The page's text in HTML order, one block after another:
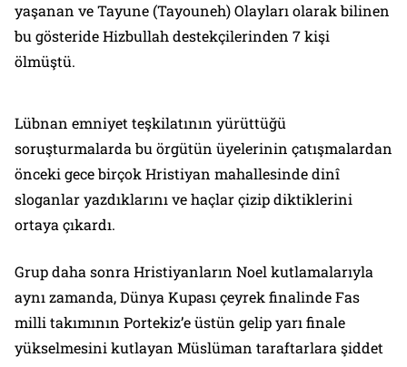
yaşanan ve Tayune (Tayouneh) Olayları olarak bilinen
bu gösteride Hizbullah destekçilerinden 7 kişi
ölmüştü.
Lübnan emniyet teşkilatının yürüttüğü
soruşturmalarda bu örgütün üyelerinin çatışmalardan
önceki gece birçok Hristiyan mahallesinde dinî
sloganlar yazdıklarını ve haçlar çizip diktiklerini
ortaya çıkardı.
Grup daha sonra Hristiyanların Noel kutlamalarıyla
aynı zamanda, Dünya Kupası çeyrek finalinde Fas
milli takımının Portekiz’e üstün gelip yarı finale
yükselmesini kutlayan Müslüman taraftarlara şiddet